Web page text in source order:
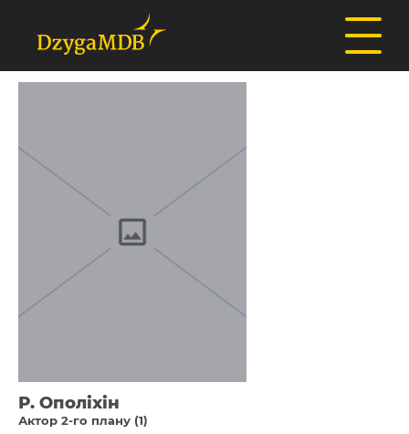
Р. Ополіхін
Актор 2-го плану (1)